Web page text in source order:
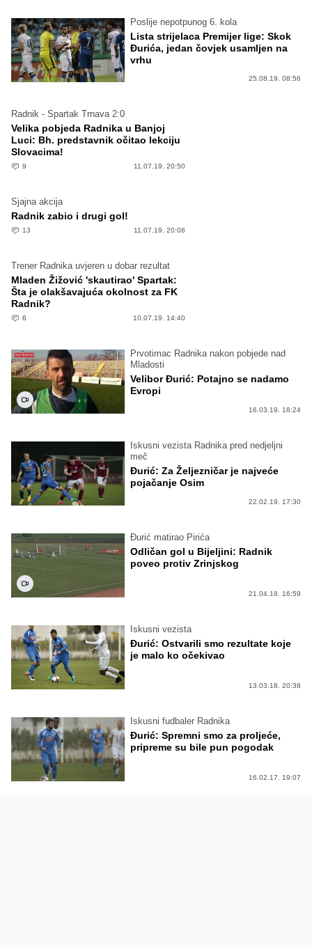
Poslije nepotpunog 6. kola
Lista strijelaca Premijer lige: Skok
Đurića, jedan čovjek usamljen na
vrhu
25.08.19. 08:56
Radnik - Spartak Trnava 2:0
Velika pobjeda Radnika u Banjoj
Luci: Bh. predstavnik očitao lekciju
Slovacima!
9 11.07.19. 20:50
Sjajna akcija
Radnik zabio i drugi gol!
13 11.07.19. 20:08
Trener Radnika uvjeren u dobar rezultat
Mladen Žižović 'skautirao' Spartak:
Šta je olakšavajuća okolnost za FK
Radnik?
6 10.07.19. 14:40
Prvotimac Radnika nakon pobjede nad
Mladosti
Velibor Đurić: Potajno se nadamo
Evropi
16.03.19. 18:24
Iskusni vezista Radnika pred nedjeljni
meč
Đurić: Za Željezničar je najveće
pojačanje Osim
22.02.19. 17:30
Đurić matirao Pirića
Odličan gol u Bijeljini: Radnik
poveo protiv Zrinjskog
21.04.18. 16:59
Iskusni vezista
Đurić: Ostvarili smo rezultate koje
je malo ko očekivao
13.03.18. 20:38
Iskusni fudbaler Radnika
Đurić: Spremni smo za proljeće,
pripreme su bile pun pogodak
16.02.17. 19:07